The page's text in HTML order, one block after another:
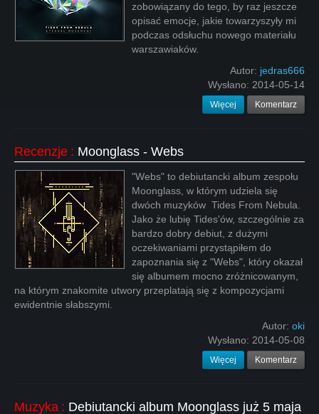
zobowiązany do tego, by raz jeszcze
opisać emocje, jakie towarzyszyły mi
podczas odsłuchu nowego materiału
warszawiaków.
Autor: jedras666
Wysłano: 2014-05-14
Więcej Komentarz
Recenzje : Moonglass - Webs
"Webs" to debiutancki album zespołu
Moonglass, w którym udziela się
dwóch muzyków Tides From Nebula.
Jako że lubię Tides'ów, szczególnie za
bardzo dobry debiut, z dużymi
oczekiwaniami przystąpiłem do
zapoznania się z "Webs", który okazał
się albumem mocno zróżnicowanym,
na którym znakomite utwory przeplatają się z kompozycjami
ewidentnie słabszymi.
Autor: oki
Wysłano: 2014-05-08
Więcej Komentarz
Muzyka : Debiutancki album Moonglass już 5 maja